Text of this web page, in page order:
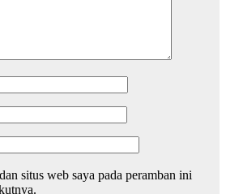
situs web saya pada peramban ini